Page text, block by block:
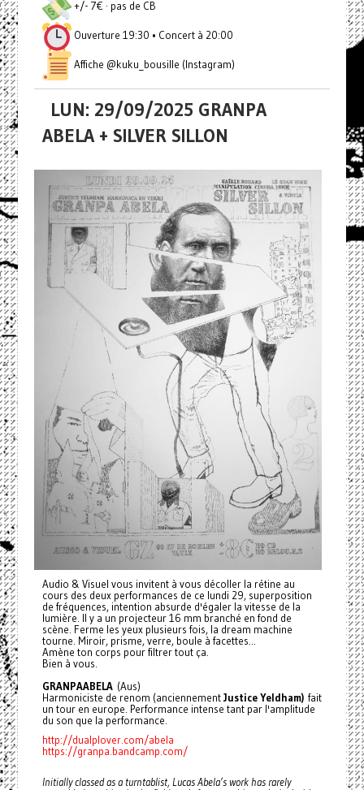
+/- 7€ · pas de CB
Ouverture 19:30 • Concert à 20:00
Affiche @kuku_bousille (Instagram)
LUN: 29/09/2025 GRANPA
ABELA + SILVER SILLON
Audio & Visuel vous invitent à vous décoller la rétine au
cours des deux performances de ce lundi 29, superposition
de fréquences, intention absurde d'égaler la vitesse de la
lumière. Il y a un projecteur 16 mm branché en fond de
scène. Ferme les yeux plusieurs fois, la dream machine
tourne. Miroir, prisme, verre, boule à facettes...
Amène ton corps pour filtrer tout ça.
Bien à vous.
GRANPAABELA(Aus)
Harmoniciste de renom (anciennementJustice Yeldham)fait
un tour en europe. Performance intense tant par l'amplitude
du son que la performance.
http://dualplover.com/abela
https://granpa.bandcamp.com/
Initially classed as a turntablist, Lucas Abela’s work has rarely